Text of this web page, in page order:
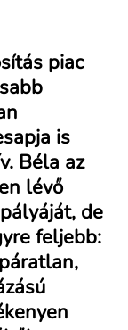
piac
is
Béla az
lévő
de
feljebb: